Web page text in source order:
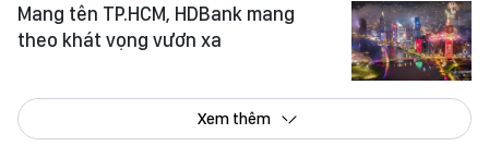
Mang tên TP.HCM, HDBank mang
theo khát vọng vươn xa
Xem thêm